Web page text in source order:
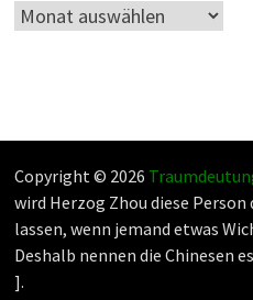
Archiv
Copyright © 2026
wird Herzog Zhou diese Person
lassen, wenn jemand etwas
Deshalb nennen die Chinesen
].